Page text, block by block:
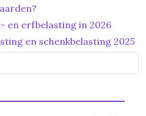
en erfbelasting in 2026
en schenkbelasting 2025